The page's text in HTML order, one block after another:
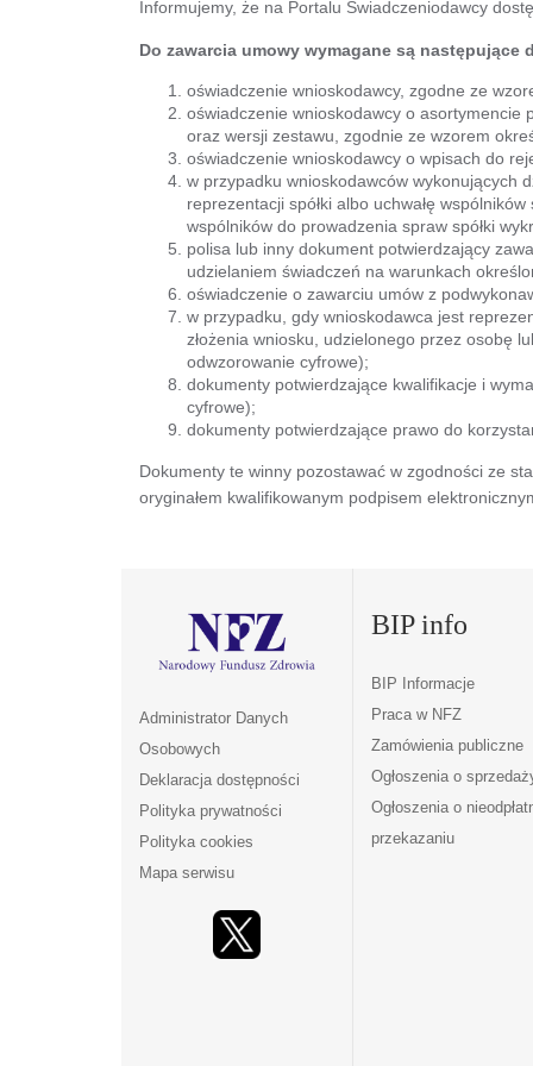
Informujemy, że na Portalu Świadczeniodawcy
Do zawarcia umowy wymagane są następujące
oświadczenie wnioskodawcy, zgodne ze
oświadczenie wnioskodawcy o
oraz wersji zestawu, zgodnie ze wzorem
oświadczenie wnioskodawcy o wpisach do
w przypadku wnioskodawców wykonujących
reprezentacji spółki albo uchwałę
wspólników do prowadzenia spraw spółki
polisa lub inny dokument potwierdzający
udzielaniem świadczeń na warunkach
oświadczenie o zawarciu umów z
w przypadku, gdy wnioskodawca jest
złożenia wniosku, udzielonego przez osobę
odwzorowanie cyfrowe);
dokumenty potwierdzające kwalifikacje i
cyfrowe);
dokumenty potwierdzające prawo do
Dokumenty te winny pozostawać w zgodności ze
oryginałem kwalifikowanym podpisem
Administrator Danych
Osobowych
Deklaracja dostępności
Polityka prywatności
Polityka cookies
Mapa serwisu
BIP info
BIP Informacje
Praca w NFZ
Zamówienia publiczne
Ogłoszenia o
Ogłoszenia o
przekazaniu